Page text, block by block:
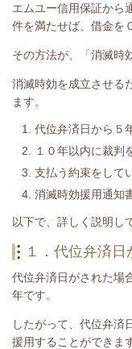
エムユー信用保証から
件を満たせば、借金を
その方法が、「消滅時
消滅時効を成立させる
ます。
代位弁済日から５
１０年以内に裁判
支払う約束をして
消滅時効援用通知
以下で、詳しく説明し
１．代位弁済
代位弁済日がされた場
年です。
したがって、代位弁済
援用することができま